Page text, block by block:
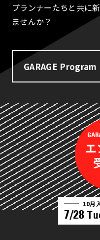
プランナーたちと共に
ませんか？
GARAGE Program
10月
7/28